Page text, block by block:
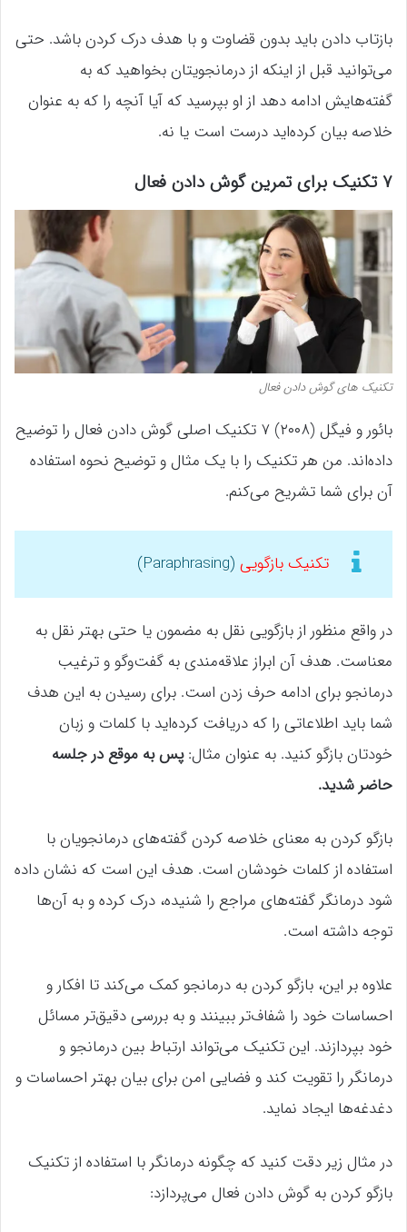
بازتاب دادن باید بدون قضاوت و با هدف درک کردن باشد. حتی
می‌توانید قبل از اینکه از درمانجویتان بخواهید که به
گفته‌هایش ادامه دهد از او بپرسید که آیا آنچه را که به عنوان
خلاصه بیان کرده‌اید درست است یا نه.
۷ تکنیک برای تمرین گوش دادن فعال
تکنیک های گوش دادن فعال
بائور و فیگل (۲۰۰۸) ۷ تکنیک اصلی گوش دادن فعال را توضیح
داده‌اند. من هر تکنیک را با یک مثال و توضیح نحوه استفاده
آن برای شما تشریح می‌کنم.
تکنیک بازگویی (Paraphrasing)
در واقع منظور از بازگویی نقل به مضمون یا حتی بهتر نقل به
معناست. هدف آن ابراز علاقه‌مندی به گفت‌وگو و ترغیب
درمانجو برای ادامه حرف زدن است. برای رسیدن به این هدف
شما باید اطلاعاتی را که دریافت کرده‌اید با کلمات و زبان
خودتان بازگو کنید. به عنوان مثال:پس به موقع در جلسه
حاضر شدید.
بازگو کردن به معنای خلاصه کردن گفته‌های درمانجویان با
استفاده از کلمات خودشان است. هدف این است که نشان داده
شود درمانگر گفته‌های مراجع را شنیده، درک کرده و به آن‌ها
توجه داشته است.
علاوه بر این، بازگو کردن به درمانجو کمک می‌کند تا افکار و
احساسات خود را شفاف‌تر ببینند و به بررسی دقیق‌تر مسائل
خود بپردازند. این تکنیک می‌تواند ارتباط بین درمانجو و
درمانگر را تقویت کند و فضایی امن برای بیان بهتر احساسات و
دغدغه‌ها ایجاد نماید.
در مثال زیر دقت کنید که چگونه درمانگر با استفاده از تکنیک
بازگو کردن به گوش دادن فعال می‌پردازد: